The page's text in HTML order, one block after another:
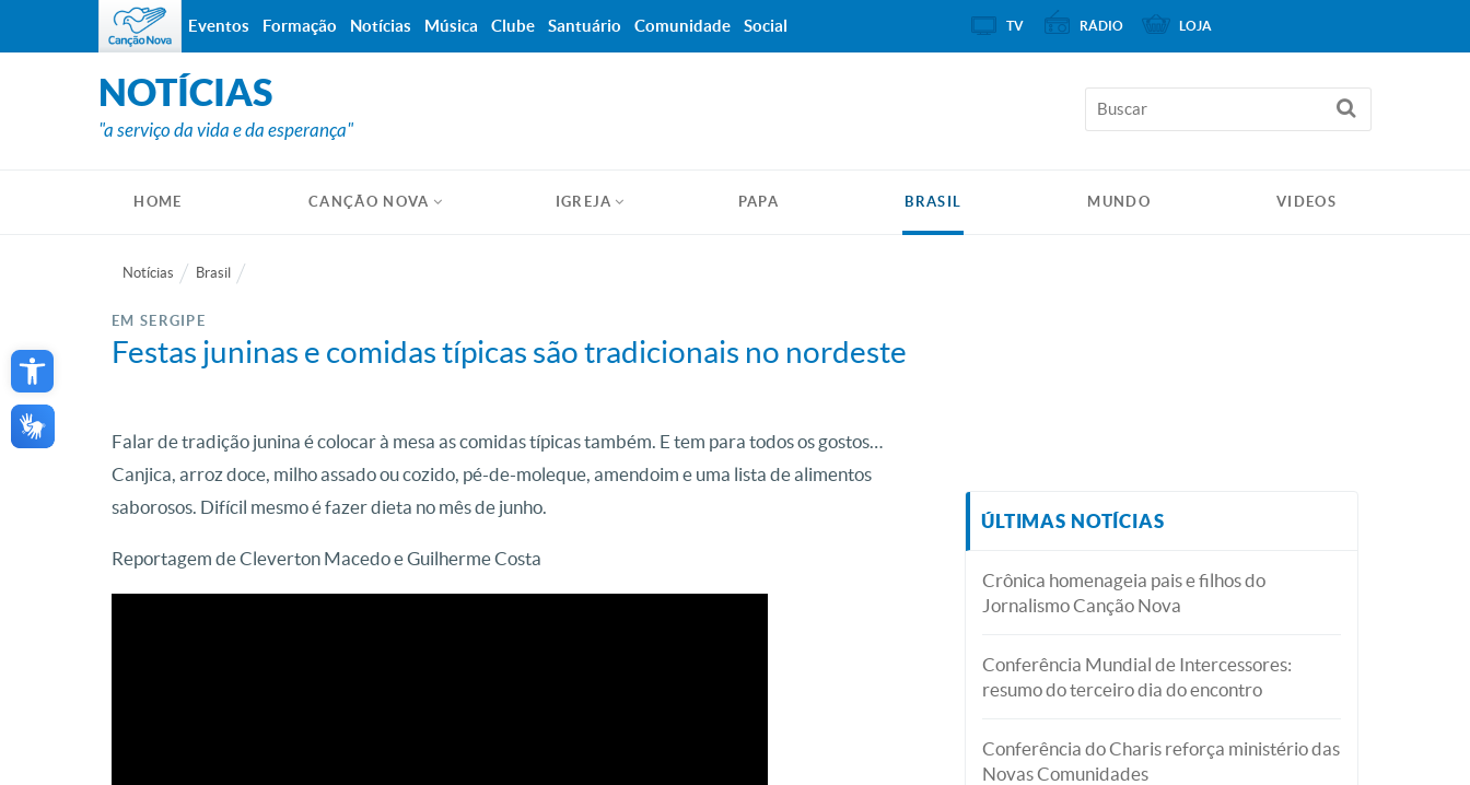
Open toolbar
NOTÍCIAS
"a serviço da vida e da esperança"
HOME CANÇÃO NOVA IGREJA PAPA BRASIL MUNDO VIDEOS
Notícias Brasil
EM SERGIPE
Festas juninas e comidas típicas são tradicionais no nordeste
Falar de tradição junina é colocar à mesa as comidas típicas também. E tem para todos os gostos…
Canjica, arroz doce, milho assado ou cozido, pé-de-moleque, amendoim e uma lista de alimentos
saborosos. Difícil mesmo é fazer dieta no mês de junho.
Reportagem de Cleverton Macedo e Guilherme Costa
ÚLTIMAS NOTÍCIAS
Crônica homenageia pais e filhos do
Jornalismo Canção Nova
Conferência Mundial de Intercessores:
resumo do terceiro dia do encontro
Conferência do Charis reforça ministério das
Novas Comunidades
Eventos Formação Notícias Música Clube Santuário Comunidade Social TV RÁDIO LOJA